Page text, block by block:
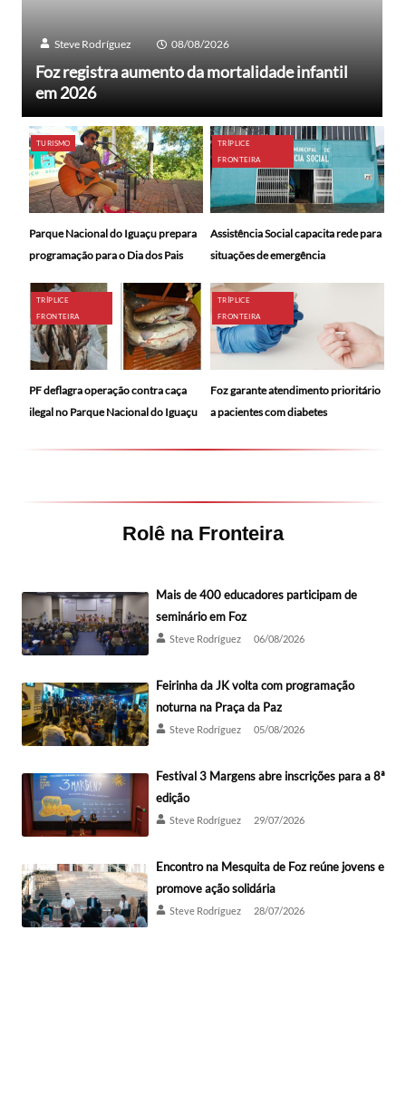
Steve Rodríguez 08/08/2026
Foz registra aumento da mortalidade infantil
em 2026
TURISMO
Parque Nacional do Iguaçu prepara
programação para o Dia dos Pais
TRÍPLICE
FRONTEIRA
Assistência Social capacita rede para
situações de emergência
TRÍPLICE
FRONTEIRA
PF deflagra operação contra caça
ilegal no Parque Nacional do Iguaçu
TRÍPLICE
FRONTEIRA
Foz garante atendimento prioritário
a pacientes com diabetes
Rolê na Fronteira
Mais de 400 educadores participam de
seminário em Foz
Steve Rodríguez 06/08/2026
Feirinha da JK volta com programação
noturna na Praça da Paz
Steve Rodríguez 05/08/2026
Festival 3 Margens abre inscrições para a 8ª
edição
Steve Rodríguez 29/07/2026
Encontro na Mesquita de Foz reúne jovens e
promove ação solidária
Steve Rodríguez 28/07/2026